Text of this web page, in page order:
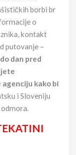
borbi br
o
kontakt
putovanje –
dan pred
kako bi
i Sloveniju